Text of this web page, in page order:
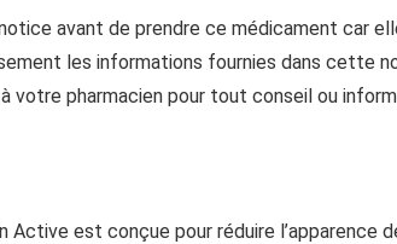
avant de prendre ce médicament car
les informations fournies dans cette
votre pharmacien pour tout conseil ou
est conçue pour réduire l’apparence